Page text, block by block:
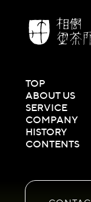
TOP
ABOUT US
SERVICE
COMPANY
HISTORY
CONTENTS